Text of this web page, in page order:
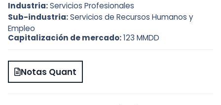
Industria:Servicios Profesionales
Sub-industria:Servicios de Recursos Humanos y
Empleo
Capitalización de mercado:123 MMDD
Notas Quant